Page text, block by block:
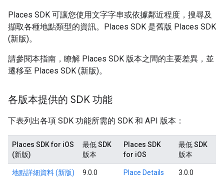
Places SDK 可讓您使用文字字串或依據鄰近程度，搜尋及
擷取各種地點類型的資訊。Places SDK 是舊版 Places SDK
(新版)。
請參閱本指南，瞭解 Places SDK 版本之間的主要差異，並
遷移至 Places SDK (新版)。
各版本提供的 SDK 功能
下表列出各項 SDK 功能所需的 SDK 和 API 版本：
Places SDK for iOS
(新版)
最低 SDK
版本
Places SDK
for iOS
最低 SDK
版本
地點詳細資料 (新版) 9.0.0 Place Details 3.0.0